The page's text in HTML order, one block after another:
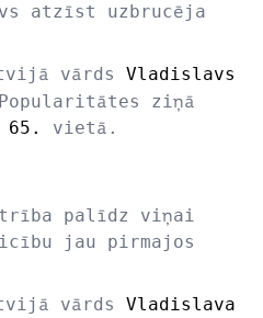
atzīst uzbrucēja
vārds Vladislavs
ziņā
65. vietā.
palīdz viņai
jau pirmajos
vārds Vladislava